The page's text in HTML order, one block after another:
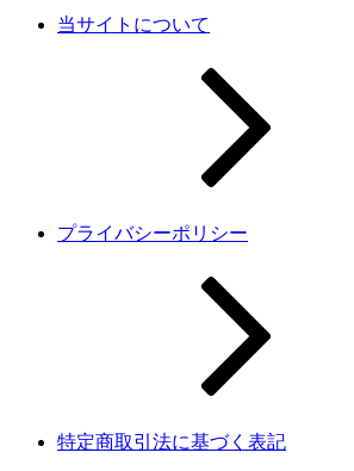
当サイトについて
プライバシーポリシー
特定商取引法に基づく表記